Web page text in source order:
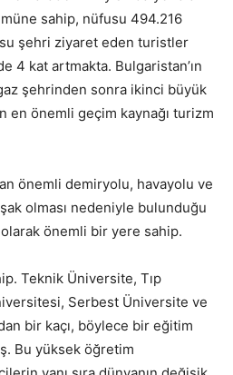
sahip, nüfusu 494.216
şehri ziyaret eden turistler
4 kat artmakta. Bulgaristan’ın
şehrinden sonra ikinci büyük
en önemli geçim kaynağı turizm
önemli demiryolu, havayolu ve
olması nedeniyle bulunduğu
önemli bir yere sahip.
Teknik Üniversite, Tıp
Serbest Üniversite ve
bir kaçı, böylece bir eğitim
Bu yüksek öğretim